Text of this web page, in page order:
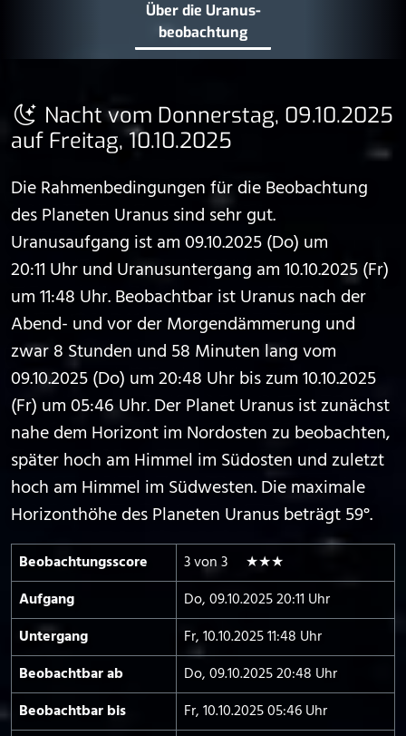
Über die Uranus­
beobachtung
Nacht vom Donnerstag, 09.10.2025
auf Freitag, 10.10.2025
Die Rahmenbedingungen für die Beobachtung
des Planeten Uranus sind sehr gut.
Uranusaufgang ist am 09.10.2025 (Do) um
20:11 Uhr und Uranusuntergang am 10.10.2025 (Fr)
um 11:48 Uhr. Beobachtbar ist Uranus nach der
Abend- und vor der Morgendämmerung und
zwar 8 Stunden und 58 Minuten lang vom
09.10.2025 (Do) um 20:48 Uhr bis zum 10.10.2025
(Fr) um 05:46 Uhr. Der Planet Uranus ist zunächst
nahe dem Horizont im Nordosten zu beobachten,
später hoch am Himmel im Südosten und zuletzt
hoch am Himmel im Südwesten. Die maximale
Horizonthöhe des Planeten Uranus beträgt 59°.
Beobachtungs­score
3 von 3 ★★★
Aufgang
Do, 09.10.2025 20:11 Uhr
Untergang
Fr, 10.10.2025 11:48 Uhr
Beobachtbar ab
Do, 09.10.2025 20:48 Uhr
Beobachtbar bis
Fr, 10.10.2025 05:46 Uhr